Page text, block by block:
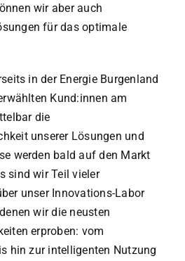
wir aber auch
für das optimale
in der Energie Burgenland
Kund:innen am
die
unserer Lösungen und
werden bald auf den Markt
sind wir Teil vieler
unser Innovations-Labor
wir die neusten
erproben: vom
hin zur intelligenten Nutzung